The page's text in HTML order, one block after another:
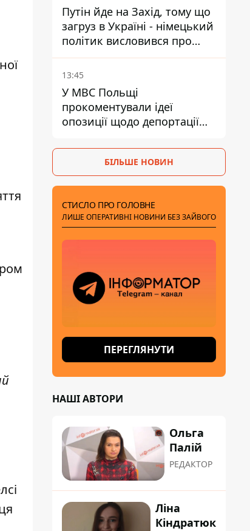
Путін йде на Захід, тому що
загруз в Україні - німецький
політик висловився про
плани РФ
13:45
У МВС Польщі
прокоментували ідеї
опозиції щодо депортації
абсурд і популізм
БІЛЬШЕ НОВИН
СТИСЛО ПРО ГОЛОВНЕ
ЛИШЕ ОПЕРАТИВНІ НОВИНИ БЕЗ ЗАЙВОГО
ПЕРЕГЛЯНУТИ
НАШІ АВТОРИ
Ольга
Палій
РЕДАКТОР
Ліна
Кіндратюк